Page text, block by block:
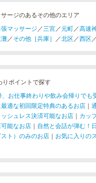
ージのあるその他のエリア
マッサージ ／三宮／元町／高速
／その他［兵庫］ ／北区／西区／
りポイントで探す
お仕事終わりや飲み会帰りでも
適な初回限定特典のあるお店 ｜
シュレス決済可能なお店 ｜ カッ
能なお店 ｜ 自然と会話が弾む！
スト）のみのお店 ｜ お気に入りの